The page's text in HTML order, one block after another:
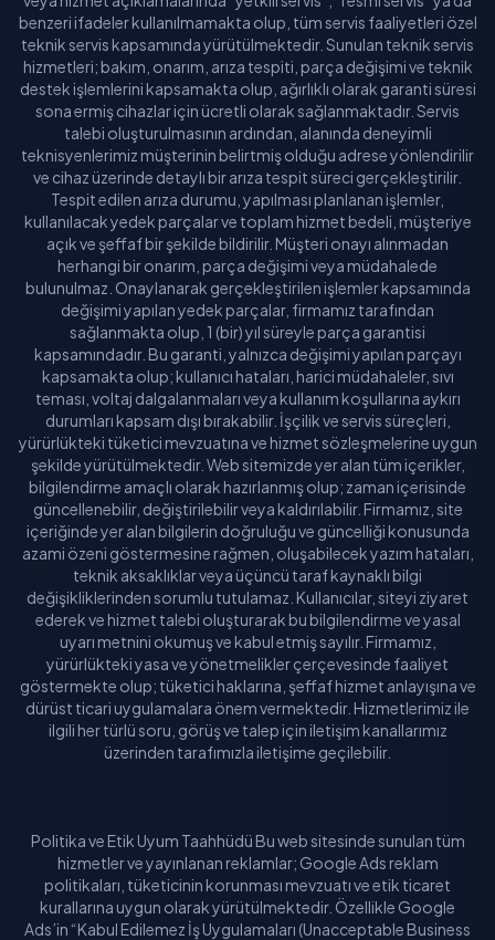
benzeri ifadeler kullanılmamakta olup, tüm servis faaliyetleri özel
teknik servis kapsamında yürütülmektedir. Sunulan teknik servis
hizmetleri; bakım, onarım, arıza tespiti, parça değişimi ve teknik
destek işlemlerini kapsamakta olup, ağırlıklı olarak garanti süresi
sona ermiş cihazlar için ücretli olarak sağlanmaktadır. Servis
talebi oluşturulmasının ardından, alanında deneyimli
teknisyenlerimiz müşterinin belirtmiş olduğu adrese yönlendirilir
ve cihaz üzerinde detaylı bir arıza tespit süreci gerçekleştirilir.
Tespit edilen arıza durumu, yapılması planlanan işlemler,
kullanılacak yedek parçalar ve toplam hizmet bedeli, müşteriye
açık ve şeffaf bir şekilde bildirilir. Müşteri onayı alınmadan
herhangi bir onarım, parça değişimi veya müdahalede
bulunulmaz. Onaylanarak gerçekleştirilen işlemler kapsamında
değişimi yapılan yedek parçalar, firmamız tarafından
sağlanmakta olup, 1 (bir) yıl süreyle parça garantisi
kapsamındadır. Bu garanti, yalnızca değişimi yapılan parçayı
kapsamakta olup; kullanıcı hataları, harici müdahaleler, sıvı
teması, voltaj dalgalanmaları veya kullanım koşullarına aykırı
durumları kapsam dışı bırakabilir. İşçilik ve servis süreçleri,
yürürlükteki tüketici mevzuatına ve hizmet sözleşmelerine uygun
şekilde yürütülmektedir. Web sitemizde yer alan tüm içerikler,
bilgilendirme amaçlı olarak hazırlanmış olup; zaman içerisinde
güncellenebilir, değiştirilebilir veya kaldırılabilir. Firmamız, site
içeriğinde yer alan bilgilerin doğruluğu ve güncelliği konusunda
azami özeni göstermesine rağmen, oluşabilecek yazım hataları,
teknik aksaklıklar veya üçüncü taraf kaynaklı bilgi
değişikliklerinden sorumlu tutulamaz. Kullanıcılar, siteyi ziyaret
ederek ve hizmet talebi oluşturarak bu bilgilendirme ve yasal
uyarı metnini okumuş ve kabul etmiş sayılır. Firmamız,
yürürlükteki yasa ve yönetmelikler çerçevesinde faaliyet
göstermekte olup; tüketici haklarına, şeffaf hizmet anlayışına ve
dürüst ticari uygulamalara önem vermektedir. Hizmetlerimiz ile
ilgili her türlü soru, görüş ve talep için iletişim kanallarımız
üzerinden tarafımızla iletişime geçilebilir.
Politika ve Etik Uyum Taahhüdü Bu web sitesinde sunulan tüm
hizmetler ve yayınlanan reklamlar; Google Ads reklam
politikaları, tüketicinin korunması mevzuatı ve etik ticaret
kurallarına uygun olarak yürütülmektedir. Özellikle Google
Ads’in “Kabul Edilemez İş Uygulamaları (Unacceptable Business